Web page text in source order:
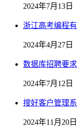
2024年7月13日
浙江高考编程
2024年4月27日
数据库招聘要
2024年7月12日
搜好客户管理
2024年11月20日